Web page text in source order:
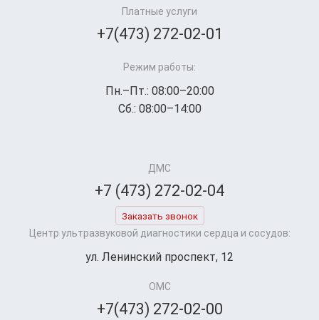
Платные услуги
+7(473) 272-02-01
Режим работы:
Пн.–Пт.: 08:00–20:00
Сб.: 08:00–14:00
ДМС
+7 (473) 272-02-04
Заказать звонок
Центр ультразвуковой диагностики сердца и сосудов:
ул. Ленинский проспект, 12
ОМС
+7(473) 272-02-00